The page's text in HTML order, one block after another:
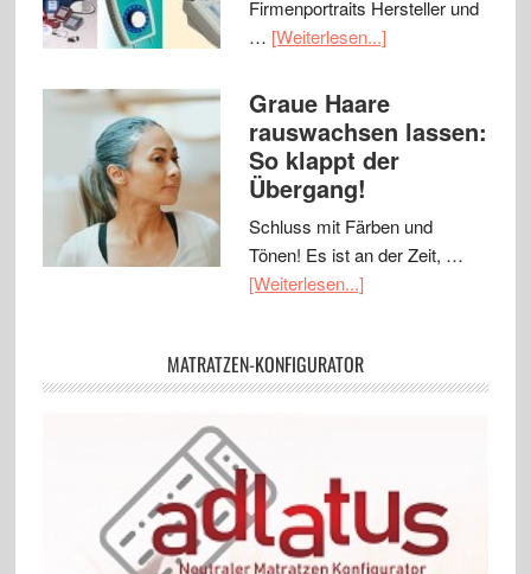
Firmenportraits Hersteller und
… [Weiterlesen...]
Graue Haare
rauswachsen lassen:
So klappt der
Übergang!
Schluss mit Färben und
Tönen! Es ist an der Zeit, …
[Weiterlesen...]
MATRATZEN-KONFIGURATOR